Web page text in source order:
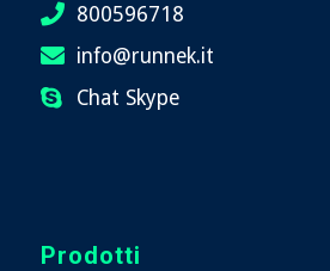
800596718
info@runnek.it
Chat Skype
Prodotti